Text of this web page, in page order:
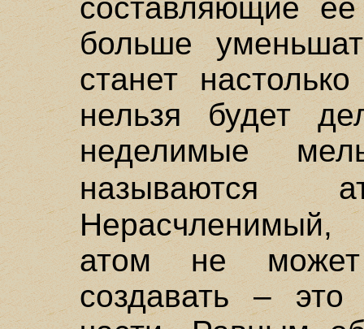
составляющие
больше
станет
нельзя будет
неделимые
называются
атом не
создавать – это